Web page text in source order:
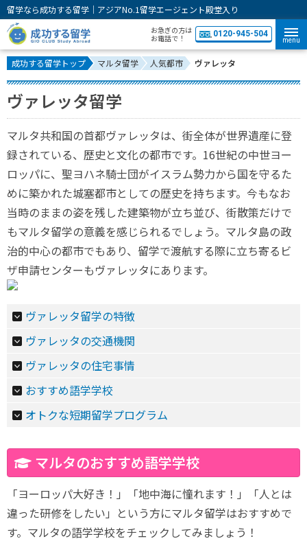
留学なら成功する留学｜アジアNo.1留学エージェント殿堂入り
お急ぎの方は
お電話で！
0120-945-504
menu
成功する留学トップ マルタ留学 人気都市 ヴァレッタ
ヴァレッタ留学
マルタ共和国の首都ヴァレッタは、街全体が世界遺産に登
録されている、歴史と文化の都市です。16世紀の中世ヨー
ロッパに、聖ヨハネ騎士団がイスラム勢力から国を守るた
めに築かれた城塞都市としての歴史を持ちます。今もなお
当時のままの姿を残した建築物が立ち並び、街散策だけで
もマルタ留学の意義を感じられるでしょう。マルタ島の政
治的中心の都市でもあり、留学で渡航する際に立ち寄るビ
ザ申請センターもヴァレッタにあります。
ヴァレッタ留学の特徴
ヴァレッタの交通機関
ヴァレッタの住宅事情
おすすめ語学学校
オトクな短期留学プログラム
マルタのおすすめ語学学校
「ヨーロッパ大好き！」「地中海に憧れます！」「人とは
違った研修をしたい」という方にマルタ留学はおすすめで
す。マルタの語学学校をチェックしてみましょう！